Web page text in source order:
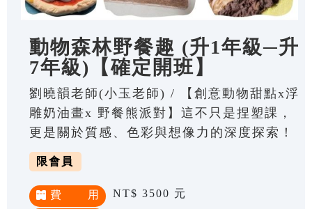
動物森林野餐趣 (升1年級─升
7年級)【確定開班】
劉曉韻老師(小玉老師) / 【創意動物甜點x浮
雕奶油畫x 野餐熊派對】這不只是捏塑課，
更是關於質感、色彩與想像力的深度探索！
限會員
費 用 NT$ 3500 元